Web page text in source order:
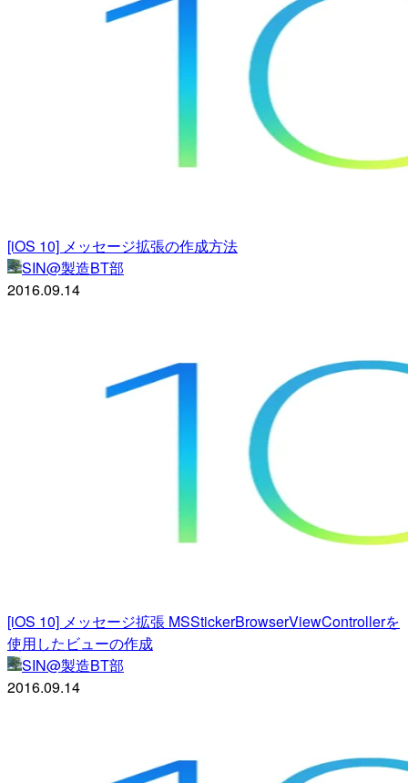
[iOS 10] メッセージ拡張の作成方法
SIN@製造BT部
2016.09.14
[iOS 10] メッセージ拡張 MSStickerBrowserViewControllerを
使用したビューの作成
SIN@製造BT部
2016.09.14